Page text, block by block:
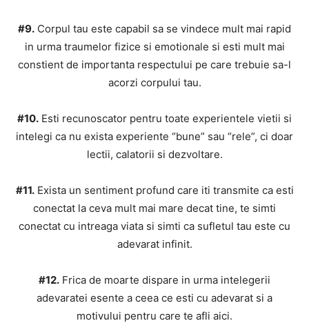
#9. Corpul tau este capabil sa se vindece mult mai rapid
in urma traumelor fizice si emotionale si esti mult mai
constient de importanta respectului pe care trebuie sa-l
acorzi corpului tau.
#10. Esti recunoscator pentru toate experientele vietii si
intelegi ca nu exista experiente “bune” sau “rele”, ci doar
lectii, calatorii si dezvoltare.
#11.Exista un sentiment profund care iti transmite ca esti
conectat la ceva mult mai mare decat tine, te simti
conectat cu intreaga viata si simti ca sufletul tau este cu
adevarat infinit.
#12. Frica de moarte dispare in urma intelegerii
adevaratei esente a ceea ce esti cu adevarat si a
motivului pentru care te afli aici.